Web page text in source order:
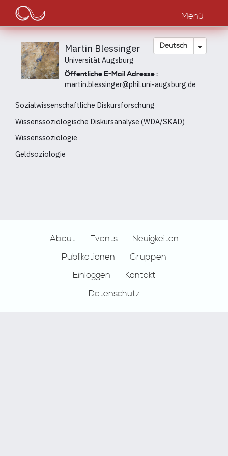
Direkt
Inhalt
Main
navigation
Menü
Deutsch
Martin Blessinger
Universität Augsburg
Öffentliche E-Mail Adresse :
martin.blessinger@phil.uni-augsburg.de
Sozialwissenschaftliche Diskursforschung
Wissenssoziologische Diskursanalyse (WDA/SKAD)
Wissenssoziologie
Geldsoziologie
About Events
Neuigkeiten
Publikationen
Gruppen
Einloggen
Kontakt
Datenschutz